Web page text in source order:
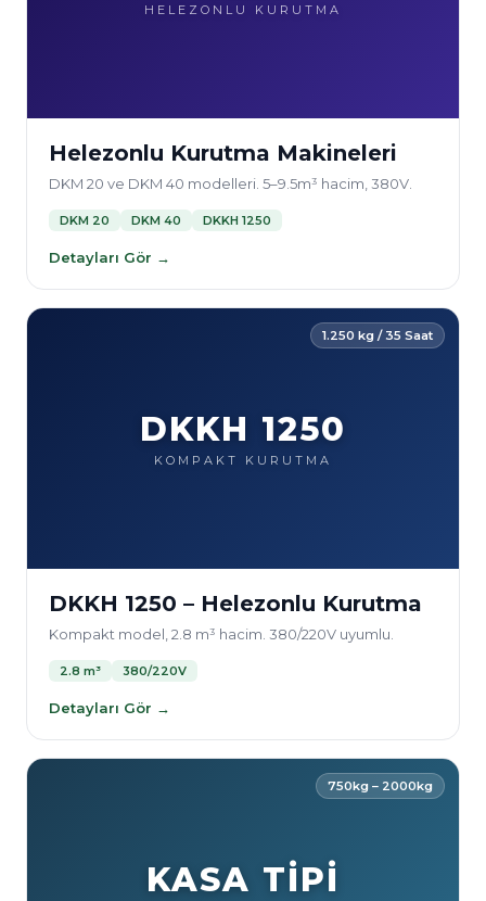
HELEZONLU KURUTMA
Helezonlu Kurutma Makineleri
DKM 20 ve DKM 40 modelleri. 5–9.5m³ hacim, 380V.
DKM 20 DKM 40 DKKH 1250
Detayları Gör →
1.250 kg / 35 Saat
DKKH 1250
KOMPAKT KURUTMA
DKKH 1250 – Helezonlu Kurutma
Kompakt model, 2.8 m³ hacim. 380/220V uyumlu.
2.8 m³ 380/220V
Detayları Gör →
750kg – 2000kg
KASA TİPİ